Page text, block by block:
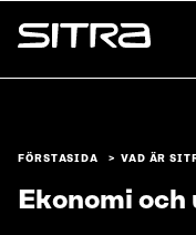
Skip to
content
Sitra
FÖRSTASIDA VAD ÄR
Ekonomi